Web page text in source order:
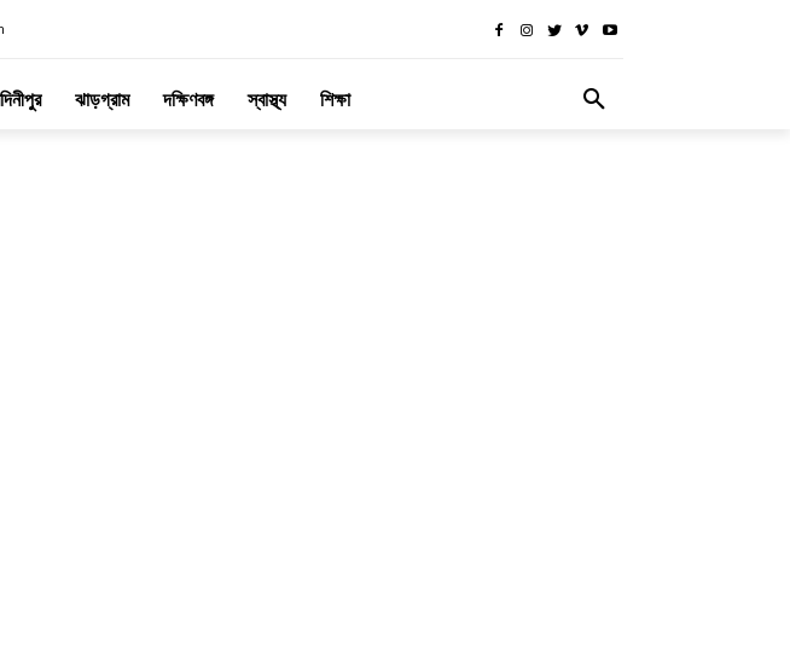
ঝাড়গ্রাম দক্ষিণবঙ্গ স্বাস্থ্য শিক্ষা